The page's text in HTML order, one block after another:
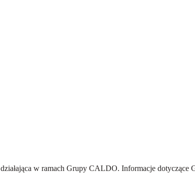
działająca w ramach Grupy CALDO. Informacje dotyczące